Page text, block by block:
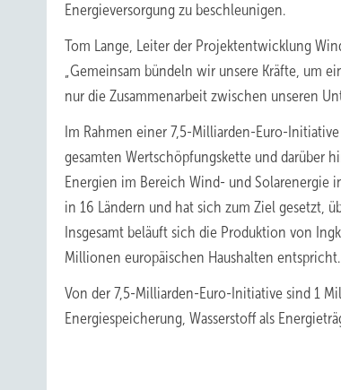
Energieversorgung zu beschleunigen.
Tom Lange, Leiter der Projektentwicklung
„Gemeinsam bündeln wir unsere Kräfte, um
nur die Zusammenarbeit zwischen unseren
Im Rahmen einer 7,5-Milliarden-Euro-
gesamten Wertschöpfungskette und darüber
Energien im Bereich Wind- und Solarenergie
in 16 Ländern und hat sich zum Ziel gesetzt,
Insgesamt beläuft sich die Produktion von
Millionen europäischen Haushalten entspricht.
Von der 7,5-Milliarden-Euro-Initiative sind 1
Energiespeicherung, Wasserstoff als